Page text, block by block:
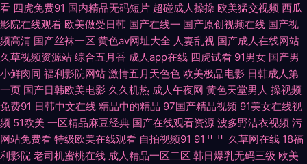
综合激情导航大全 91色图 俺去也资源站 成人av伊人网 国产黄色成人在线 久
草网址 人人超逼逼 色综合电影 91链接免费下载 97操97搞 成人曰B免费视频
国产人妖丝袜 久草国产在线观看 蜜桃视屏在线观看 日韩传媒性爱 午夜18禁
91 91变态 99就要操逼 超碰免费伪娘91 含羞草影音 狼友激情综合 欧美性爱
午夜影院 日韩精品在线久久 97干网站 超碰人妻91喷水 国产盗摄1区 黄色午
看 四虎免费91 国内精品无码短片 超碰成人操操 欧美猛交视频 西瓜
影院在线观看 欧美做受日韩 国产在线一 国产原创视频在线 国产视
频高清 国产丝袜一区 黄色av网址大全 人妻乱视 国产成人在线网站
久草视频资源站 综合五月香 成人app在线 四虎试看 91男女 国产男
小鲜肉同 福利影院网站 激情五月天色色 欧美极品电影 日韩成人第
一页 国产日韩欧美电影 久久机热 成人午夜网 黄色天堂男人 操视频
免费91 日韩中文在线 精品中的精品 97国产精品视频 91美女在线视
频 51欧美 一区精品麻豆经典 国产在线观看资源 波多野洁衣视频 污
网站免费看 特级欧美在线观看 自拍视频91 91艹艹 久草网在线 18福
利影院 老司机蜜桃在线 成人精品一区二区 韩日爆乳无码三级 欧美